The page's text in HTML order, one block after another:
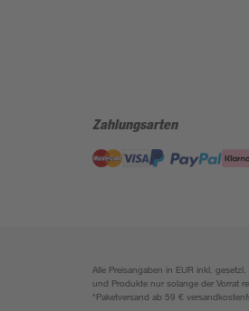
Zahlungsarten
Alle Preisangaben in EUR inkl.
und Produkte nur solange der Vorrat
*Paketversand ab 59 €